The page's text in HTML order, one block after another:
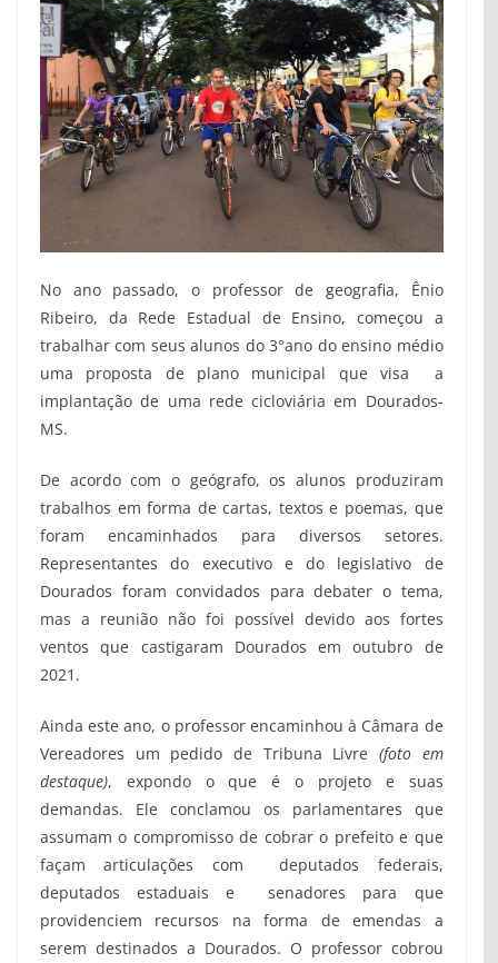
No ano passado, o professor de geografia, Ênio
Ribeiro, da Rede Estadual de Ensino, começou a
trabalhar com seus alunos do 3°ano do ensino médio
uma proposta de plano municipal que visa a
implantação de uma rede cicloviária em Dourados-
MS.
De acordo com o geógrafo, os alunos produziram
trabalhos em forma de cartas, textos e poemas, que
foram encaminhados para diversos setores.
Representantes do executivo e do legislativo de
Dourados foram convidados para debater o tema,
mas a reunião não foi possível devido aos fortes
ventos que castigaram Dourados em outubro de
2021.
Ainda este ano, o professor encaminhou à Câmara de
Vereadores um pedido de Tribuna Livre (foto em
destaque), expondo o que é o projeto e suas
demandas. Ele conclamou os parlamentares que
assumam o compromisso de cobrar o prefeito e que
façam articulações com deputados federais,
deputados estaduais e senadores para que
providenciem recursos na forma de emendas a
serem destinados a Dourados. O professor cobrou